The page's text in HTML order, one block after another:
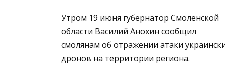
Утром 19 июня губернатор Смоленской
области Василий Анохин сообщил
смолянам об отражении атаки
дронов на территории региона.